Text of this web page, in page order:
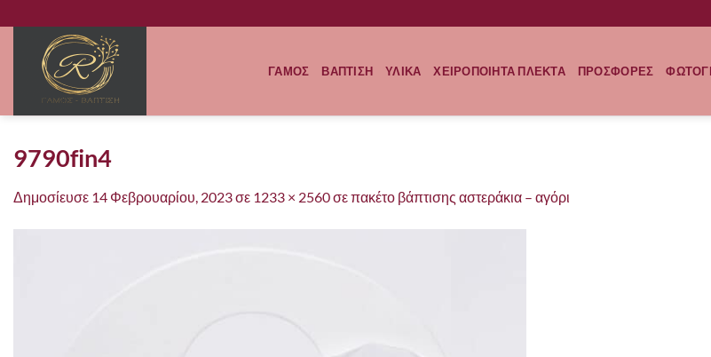
στο
περιεχόμενο
ΓΑΜΟΣ ΒΑΠΤΙΣΗ ΥΛΙΚΑ ΧΕΙΡΟΠΟΙΗΤΑ ΠΛΕΚΤΑ ΠΡΟΣΦΟΡΕΣ
9790fin4
Δημοσίευσε 14 Φεβρουαρίου, 2023σε 1233 × 2560σεπακέτο βάπτισης αστεράκια – αγόρι